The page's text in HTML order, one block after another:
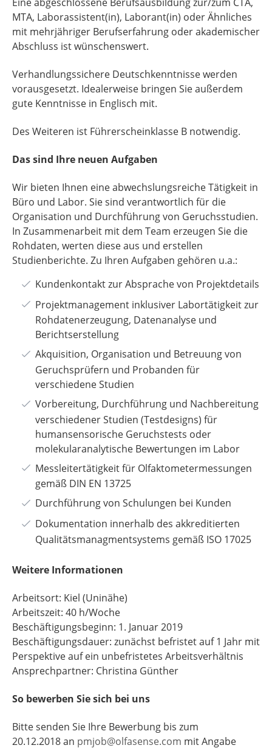
MTA, Laborassistent(in), Laborant(in) oder Ähnliches
mit mehrjähriger Berufserfahrung oder akademischer
Abschluss ist wünschenswert.
Verhandlungssichere Deutschkenntnisse werden
vorausgesetzt. Idealerweise bringen Sie außerdem
gute Kenntnisse in Englisch mit.
Des Weiteren ist Führerscheinklasse B notwendig.
Das sind Ihre neuen Aufgaben
Wir bieten Ihnen eine abwechslungsreiche Tätigkeit in
Büro und Labor. Sie sind verantwortlich für die
Organisation und Durchführung von Geruchsstudien.
In Zusammenarbeit mit dem Team erzeugen Sie die
Rohdaten, werten diese aus und erstellen
Studienberichte. Zu Ihren Aufgaben gehören u.a.:
Kundenkontakt zur Absprache von Projektdetails
Projektmanagement inklusiver Labortätigkeit zur
Rohdatenerzeugung, Datenanalyse und
Berichtserstellung
Akquisition, Organisation und Betreuung von
Geruchsprüfern und Probanden für
verschiedene Studien
Vorbereitung, Durchführung und Nachbereitung
verschiedener Studien (Testdesigns) für
humansensorische Geruchstests oder
molekularanalytische Bewertungen im Labor
Messleitertätigkeit für Olfaktometermessungen
gemäß DIN EN 13725
Durchführung von Schulungen bei Kunden
Dokumentation innerhalb des akkreditierten
Qualitätsmanagmentsystems gemäß ISO 17025
Weitere Informationen
Arbeitsort: Kiel (Uninähe)
Arbeitszeit: 40 h/Woche
Beschäftigungsbeginn: 1. Januar 2019
Beschäftigungsdauer: zunächst befristet auf 1 Jahr mit
Perspektive auf ein unbefristetes Arbeitsverhältnis
Ansprechpartner: Christina Günther
So bewerben Sie sich bei uns
Bitte senden Sie Ihre Bewerbung bis zum
20.12.2018 an pmjob@olfasense.com mit Angabe